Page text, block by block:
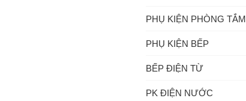
PHỤ KIỆN PHÒNG TẮM
PHỤ KIỆN BẾP
BẾP ĐIỆN TỪ
PK ĐIỆN NƯỚC